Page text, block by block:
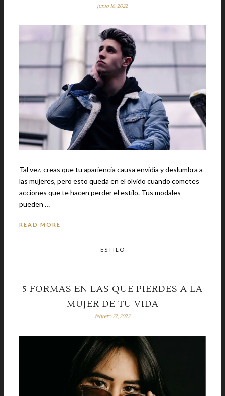
junio 16, 2022
Tal vez, creas que tu apariencia causa envidia y deslumbra a
las mujeres, pero esto queda en el olvido cuando cometes
acciones que te hacen perder el estilo. Tus modales
pueden …
READ MORE
ESTILO
5 FORMAS EN LAS QUE PIERDES A LA
MUJER DE TU VIDA
febrero 22, 2022